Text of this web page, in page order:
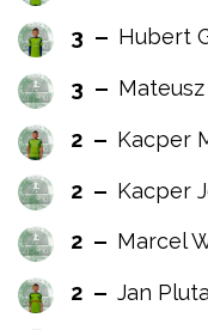
3 Hubert
3
2 Kacper
2 Kacper
2 Marcel
2 Jan Pluta